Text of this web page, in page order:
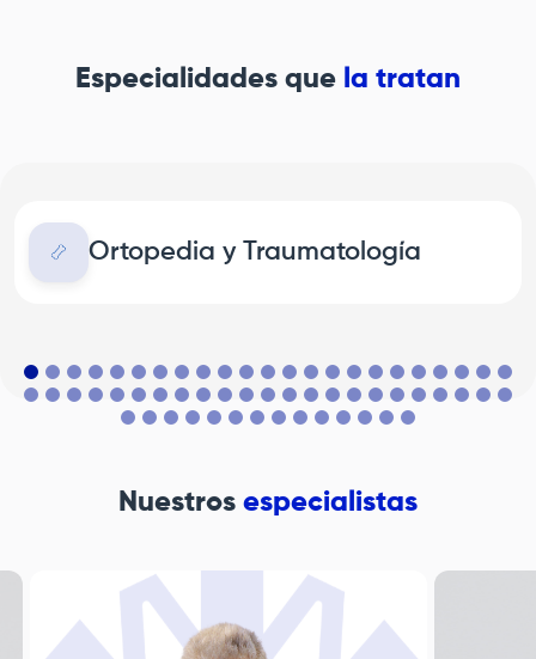
Especialidades que la tratan
Ortopedia y Traumatología
Nuestros especialistas